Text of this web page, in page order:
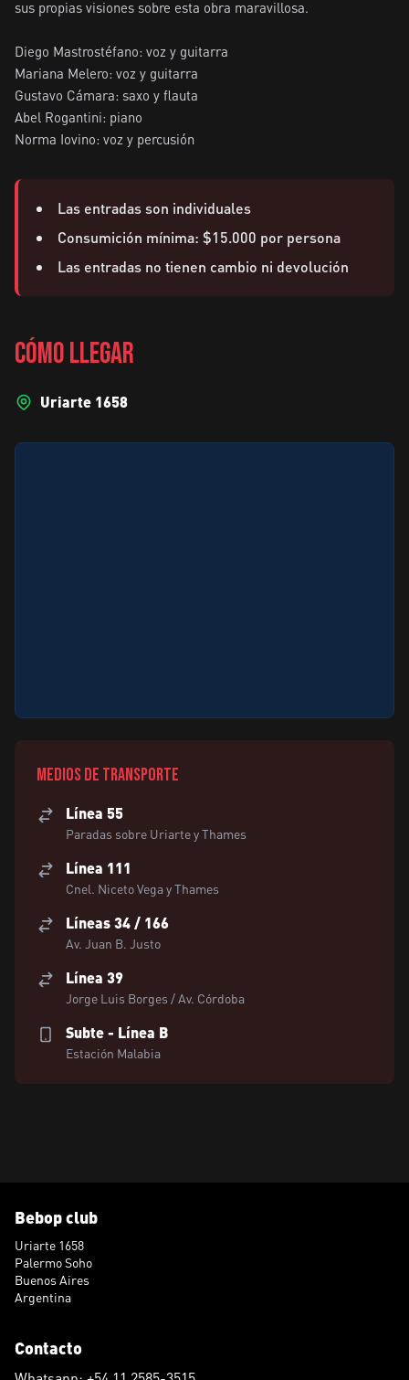
sus propias visiones sobre esta obra maravillosa.
Diego Mastrostéfano: voz y guitarra
Mariana Melero: voz y guitarra
Gustavo Cámara: saxo y flauta
Abel Rogantini: piano
Norma Iovino: voz y percusión
Las entradas son individuales
Consumición mínima: $15.000 por persona
Las entradas no tienen cambio ni devolución
CÓMO LLEGAR
Uriarte 1658
Medios de transporte
Línea 55
Paradas sobre Uriarte y Thames
Línea 111
Cnel. Niceto Vega y Thames
Líneas 34 / 166
Av. Juan B. Justo
Línea 39
Jorge Luis Borges / Av. Córdoba
Subte - Línea B
Estación Malabia
Bebop club
Uriarte 1658
Palermo Soho
Buenos Aires
Argentina
Contacto